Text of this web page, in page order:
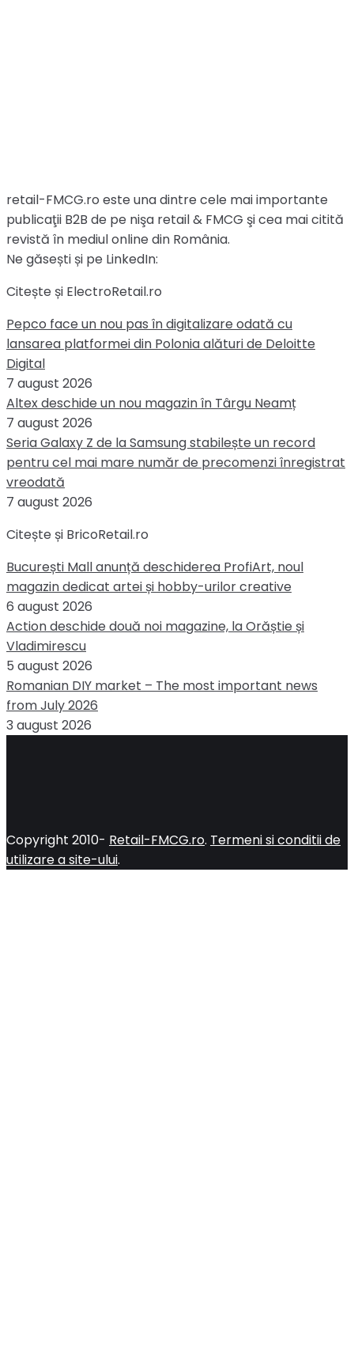
retail-FMCG.ro este una dintre cele mai importante
publicaţii B2B de pe nişa retail & FMCG şi cea mai citită
revistă în mediul online din România.
Ne găsești și pe LinkedIn:
Citește și ElectroRetail.ro
Pepco face un nou pas în digitalizare odată cu
lansarea platformei din Polonia alături de Deloitte
Digital
7 august 2026
Altex deschide un nou magazin în Târgu Neamț
7 august 2026
Seria Galaxy Z de la Samsung stabilește un record
pentru cel mai mare număr de precomenzi înregistrat
vreodată
7 august 2026
Citește și BricoRetail.ro
București Mall anunță deschiderea ProfiArt, noul
magazin dedicat artei și hobby-urilor creative
6 august 2026
Action deschide două noi magazine, la Orăștie și
Vladimirescu
5 august 2026
Romanian DIY market – The most important news
from July 2026
3 august 2026
Copyright 2010- Retail-FMCG.ro. Termeni si conditii de
utilizare a site-ului.